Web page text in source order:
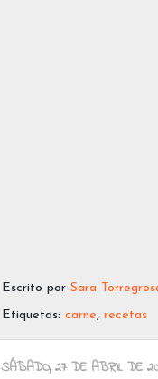
Escrito por Sara
Etiquetas: carne, recetas
SÁBADO, 27 DE ABRIL DE